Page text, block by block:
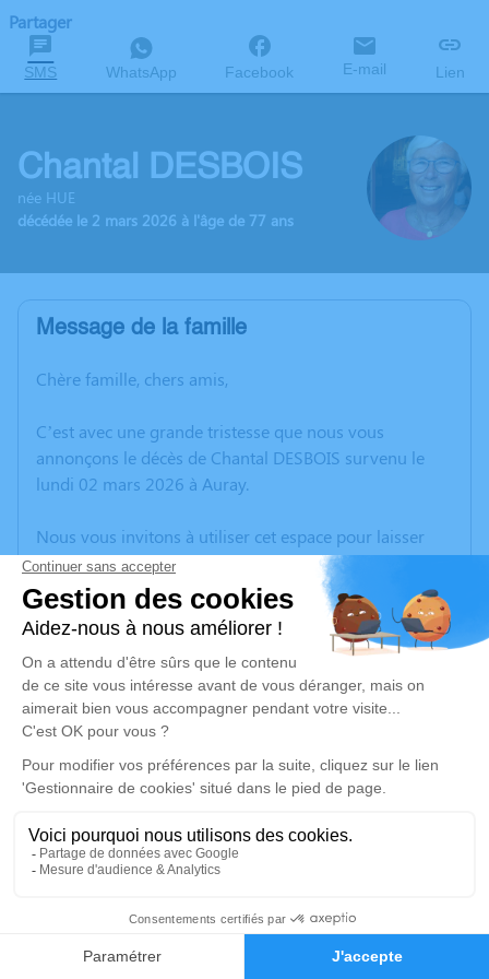
Faire-part Hommages
Partager
SMS WhatsApp Facebook E-mail Lien
Chantal DESBOIS
née HUE
décédée le 2 mars 2026 à l'âge de 77 ans
Message de la famille
Chère famille, chers amis,
C’est avec une grande tristesse que nous vous
annonçons le décès de Chantal DESBOIS survenu le
lundi 02 mars 2026 à Auray.
Nous vous invitons à utiliser cet espace pour laisser
vos condoléances, partager des photos souvenirs, une
anecdote ou exprimer vos pensées à travers des
poèmes ou des textes. Cet endroit est un lieu
d'expression dédié à honorer la mémoire de Chantal
DESBOIS.
Un service de plantation d’arbre hommage est
disponible ici.
Je rends hommage
Cérémonie religieuse
Église Saint-Cornély de Carnac
Carnac